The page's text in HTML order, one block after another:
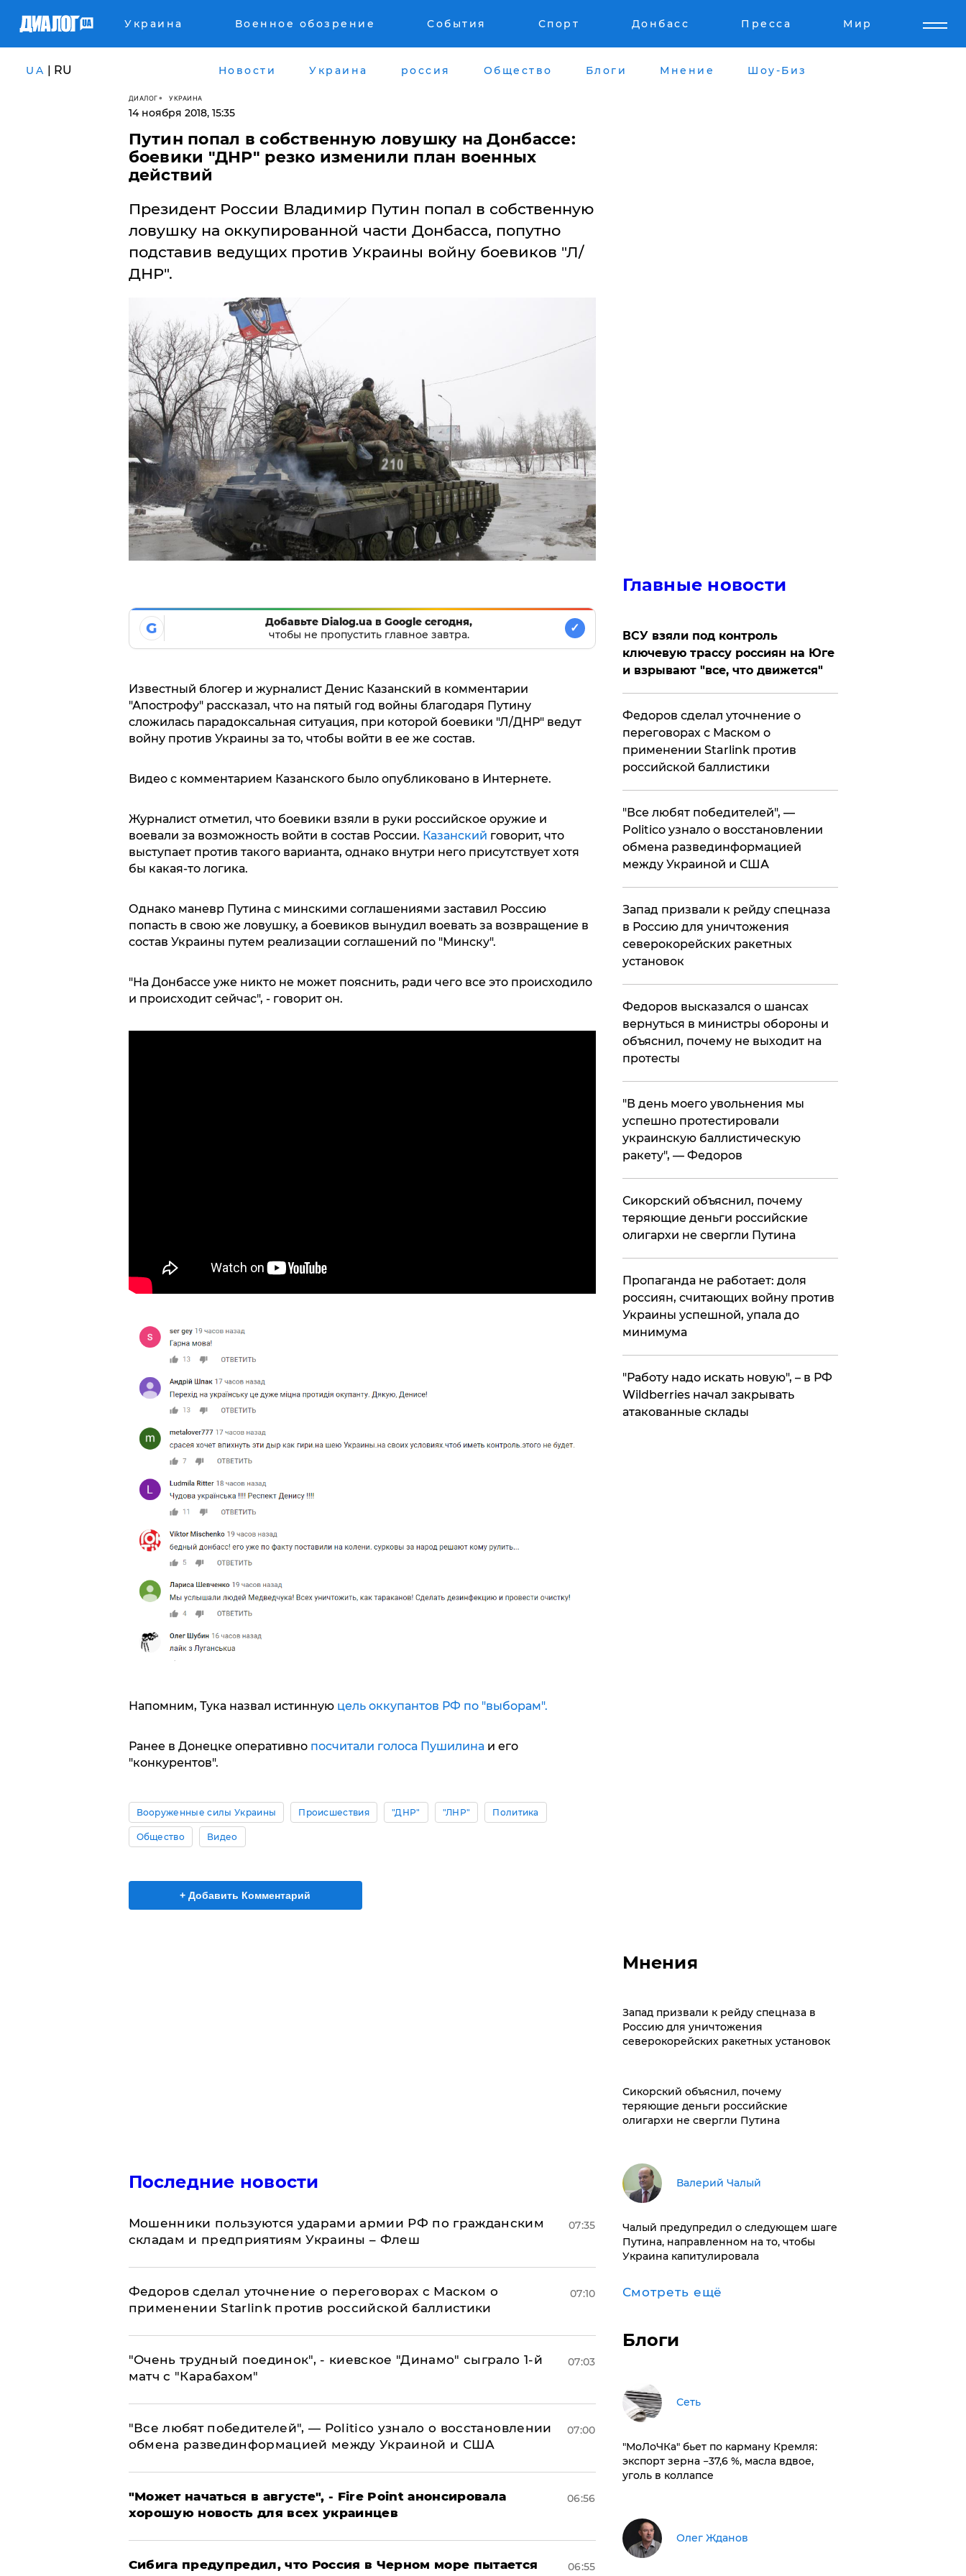
Украина Военное обозрение События Спорт Донбасс Пресса Мир
UA | RU Новости Украина россия Общество Блоги Мнение Шоу-Биз
ДИАЛОГ УКРАИНА
14 ноября 2018, 15:35
Путин попал в собственную ловушку на Донбассе:
боевики "ДНР" резко изменили план военных
действий
​Президент России Владимир Путин попал в собственную
ловушку на оккупированной части Донбасса, попутно
подставив ведущих против Украины войну боевиков "Л/
ДНР".
G
Добавьте Dialog.ua в Google сегодня,
чтобы не пропустить главное завтра.
✓
Известный блогер и журналист Денис Казанский в комментарии
"Апострофу" рассказал, что на пятый год войны благодаря Путину
сложилась парадоксальная ситуация, при которой боевики "Л/ДНР" ведут
войну против Украины за то, чтобы войти в ее же состав.
Видео с комментарием Казанского было опубликовано в Интернете.
Журналист отметил, что боевики взяли в руки российское оружие и
воевали за возможность войти в состав России. Казанский говорит, что
выступает против такого варианта, однако внутри него присутствует хотя
бы какая-то логика.
Однако маневр Путина с минскими соглашениями заставил Россию
попасть в свою же ловушку, а боевиков вынудил воевать за возвращение в
состав Украины путем реализации соглашений по "Минску".
"На Донбассе уже никто не может пояснить, ради чего все это происходило
и происходит сейчас", - говорит он.
Напомним, Тука назвал истинную цель оккупантов РФ по "выборам".
Ранее в Донецке оперативно посчитали голоса Пушилина и его
"конкурентов".
Вооруженные силы Украины Происшествия "ДНР" "ЛНР" Политика
Общество Видео
+ Добавить Комментарий
Последние новости
Мошенники пользуются ударами армии РФ по гражданским
складам и предприятиям Украины – Флеш
07:35
Федоров сделал уточнение о переговорах с Маском о
применении Starlink против российской баллистики
07:10
"Очень трудный поединок", - киевское "Динамо" сыграло 1-й
матч с "Карабахом"
07:03
​"Все любят победителей", — Politico узнало о восстановлении
обмена развединформацией между Украиной и США
07:00
"Может начаться в августе", - Fire Point анонсировала
хорошую новость для всех украинцев
06:56
Сибига предупредил, что Россия в Черном море пытается
06:55
Главные новости
ВСУ взяли под контроль
ключевую трассу россиян на Юге
и взрывают "все, что движется"
Федоров сделал уточнение о
переговорах с Маском о
применении Starlink против
российской баллистики
​"Все любят победителей", —
Politico узнало о восстановлении
обмена развединформацией
между Украиной и США
Запад призвали к рейду спецназа
в Россию для уничтожения
северокорейских ракетных
установок
Федоров высказался о шансах
вернуться в министры обороны и
объяснил, почему не выходит на
протесты
​"В день моего увольнения мы
успешно протестировали
украинскую баллистическую
ракету", — Федоров
Сикорский объяснил, почему
теряющие деньги российские
олигархи не свергли Путина
​Пропаганда не работает: доля
россиян, считающих войну против
Украины успешной, упала до
минимума
"Работу надо искать новую", – в РФ
Wildberries начал закрывать
атакованные склады
Мнения
Запад призвали к рейду спецназа в
Россию для уничтожения
северокорейских ракетных установок
Сикорский объяснил, почему
теряющие деньги российские
олигархи не свергли Путина
Валерий Чалый
Чалый предупредил о следующем шаге
Путина, направленном на то, чтобы
Украина капитулировала
Смотреть ещё
Блоги
Сеть
​"МоЛоЧКа" бьет по карману Кремля:
экспорт зерна −37,6 %, масла вдвое,
уголь в коллапсе
Олег Жданов